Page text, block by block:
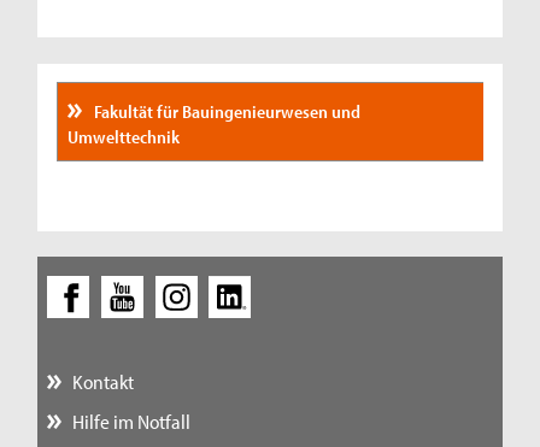
Fakultät für Bauingenieurwesen und
Umwelttechnik
Kontakt
Hilfe im Notfall